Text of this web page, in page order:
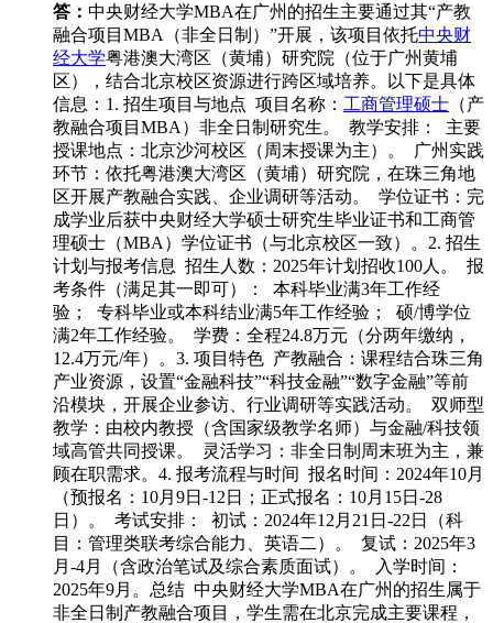
答： 中央财经大学MBA在广州的招生主要通过其“产教
融合项目MBA（非全日制）”开展，该项目依托中央财
经大学粤港澳大湾区（黄埔）研究院（位于广州黄埔
区），结合北京校区资源进行跨区域培养。以下是具体
信息：1. 招生项目与地点 项目名称： 工商管理硕士 （产
教融合项目MBA）非全日制研究生。 教学安排： 主要
授课地点：北京沙河校区（周末授课为主）。 广州实践
环节：依托粤港澳大湾区（黄埔）研究院，在珠三角地
区开展产教融合实践、企业调研等活动。 学位证书：完
成学业后获中央财经大学硕士研究生毕业证书和工商管
理硕士（MBA）学位证书（与北京校区一致）。2. 招生
计划与报考信息 招生人数：2025年计划招收100人。 报
考条件（满足其一即可）： 本科毕业满3年工作经
验； 专科毕业或本科结业满5年工作经验； 硕/博学位
满2年工作经验。 学费：全程24.8万元（分两年缴纳，
12.4万元/年）。3. 项目特色 产教融合：课程结合珠三角
产业资源，设置“金融科技”“科技金融”“数字金融”等前
沿模块，开展企业参访、行业调研等实践活动。 双师型
教学：由校内教授（含国家级教学名师）与金融/科技领
域高管共同授课。 灵活学习：非全日制周末班为主，兼
顾在职需求。4. 报考流程与时间 报名时间：2024年10月
（预报名：10月9日-12日；正式报名：10月15日-28
日）。 考试安排： 初试：2024年12月21日-22日（科
目：管理类联考综合能力、英语二）。 复试：2025年3
月-4月（含政治笔试及综合素质面试）。 入学时间：
2025年9月。总结 中央财经大学MBA在广州的招生属于
非全日制产教融合项目，学生需在北京完成主要课程，